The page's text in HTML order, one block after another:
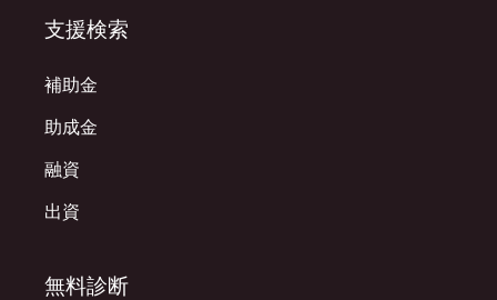
支援検索
補助金
助成金
融資
出資
無料診断